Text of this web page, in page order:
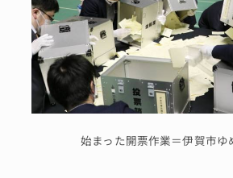
始まった開票作業＝伊賀市ゆ